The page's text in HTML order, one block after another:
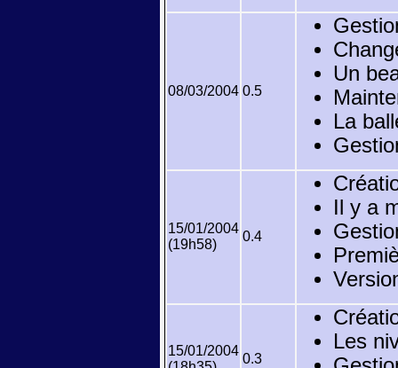
08/03/2004 0.5
Un
La
15/01/2004
(19h58)
0.4
Il y a
15/01/2004
0.3
Les